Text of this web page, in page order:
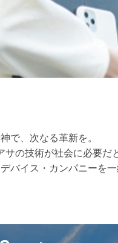
で、次なる革新を。
の技術が社会に必要だ
バイス・カンパニーを一